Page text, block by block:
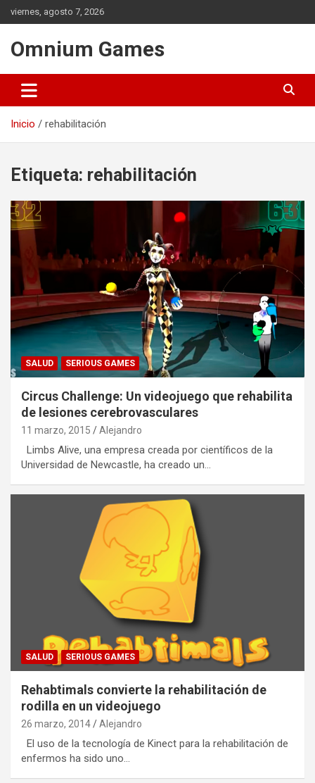
Saltar
al
viernes, agosto 7, 2026
Omnium Games
Inicio rehabilitación
Etiqueta: rehabilitación
SALUD SERIOUS GAMES
Circus Challenge: Un videojuego que rehabilita
de lesiones cerebrovasculares
11 marzo, 2015 Alejandro
Limbs Alive, una empresa creada por científicos de la
Universidad de Newcastle, ha creado un…
SALUD SERIOUS GAMES
Rehabtimals convierte la rehabilitación de
rodilla en un videojuego
26 marzo, 2014 Alejandro
El uso de la tecnología de Kinect para la rehabilitación de
enfermos ha sido uno…